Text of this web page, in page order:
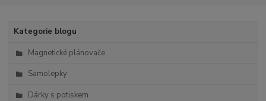
Kategorie blogu
Magnetické plánovače
Samolepky
Dárky s potiskem